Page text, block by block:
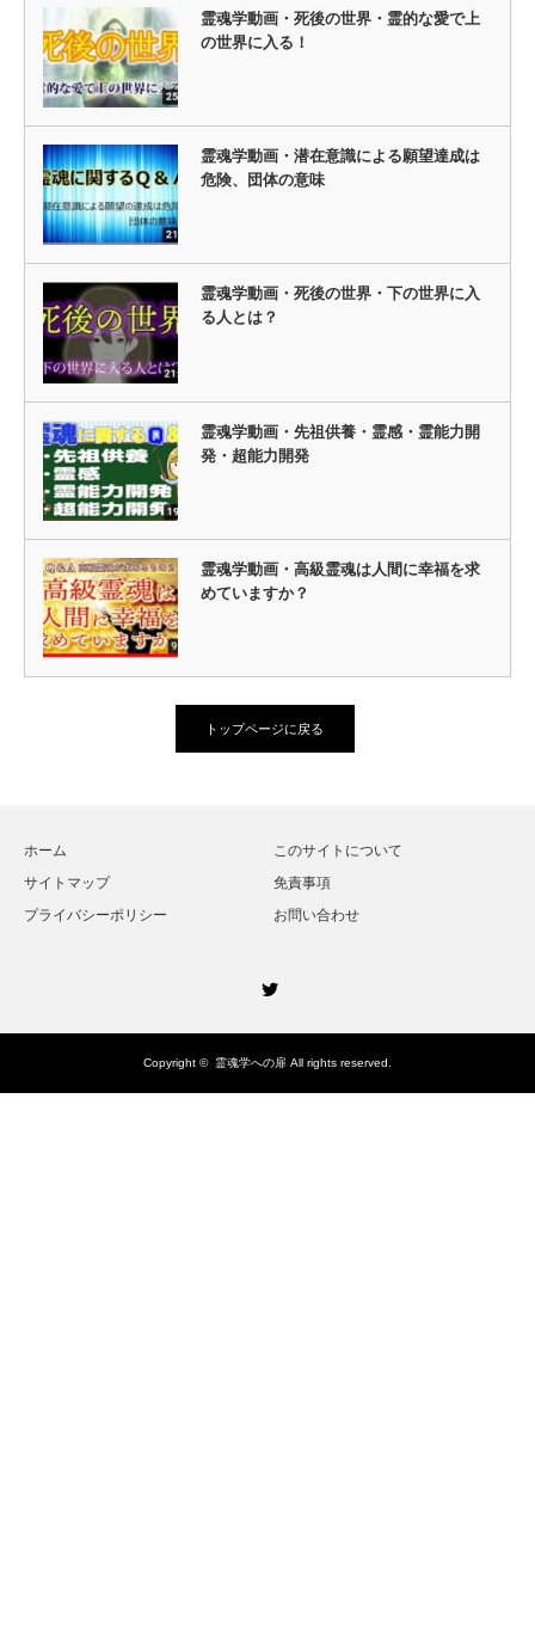
霊魂学動画・死後の世界・霊的な愛で上
の世界に入る！
霊魂学動画・潜在意識による願望達成は
危険、団体の意味
霊魂学動画・死後の世界・下の世界に入
る人とは？
霊魂学動画・先祖供養・霊感・霊能力開
発・超能力開発
霊魂学動画・高級霊魂は人間に幸福を求
めていますか？
トップページに戻る
ホーム
このサイトについて
サイトマップ
免責事項
プライバシーポリシー
お問い合わせ
Copyright © 霊魂学への扉 All rights reserved.